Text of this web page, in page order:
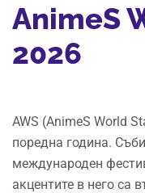
AnimeS
2026
AWS (AnimeS World
поредна година.
международен
акцентите в него са